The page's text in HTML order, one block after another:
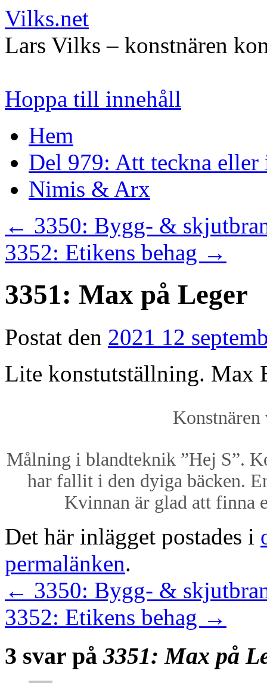
Vilks.net
Lars Vilks – konstnären
Hoppa till innehåll
Hem
Del 979: Att teckna eller
Nimis & Arx
← 3350: Bygg- &
3352: Etikens behag →
3351: Max på Leger
Postat den 2021 12
Lite konstutställning. Max
Målning i blandteknik ”Hej S”.
har fallit i den dyiga bäcken.
Kvinnan är glad att finna
Det här inlägget postades i
permalänken.
← 3350: Bygg- &
3352: Etikens behag →
3 svar på3351: Max på